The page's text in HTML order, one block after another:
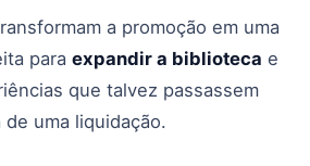
a promoção em uma
para expandir a biblioteca e
que talvez passassem
uma liquidação.